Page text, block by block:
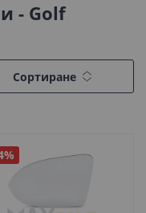
- Golf
Сортиране